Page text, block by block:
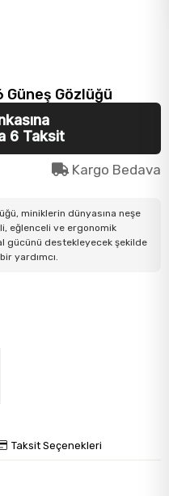
Güneş Gözlüğü
6 Taksit
Kargo Bedava
miniklerin dünyasına neşe
eğlenceli ve ergonomik
gücünü destekleyecek şekilde
yardımcı.
Taksit Seçenekleri